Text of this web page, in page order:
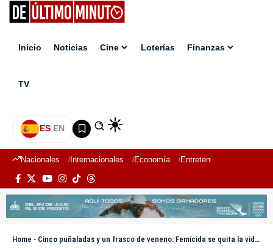
Inicio Noticias Cine Loterías Finanzas
TV
ES|EN
Nacionales Internacionales Economía Entretenimiento
Home - Cinco puñaladas y un frasco de veneno: Femicida se quita la vida luego de ser acorralado por la policía en Nicaragua